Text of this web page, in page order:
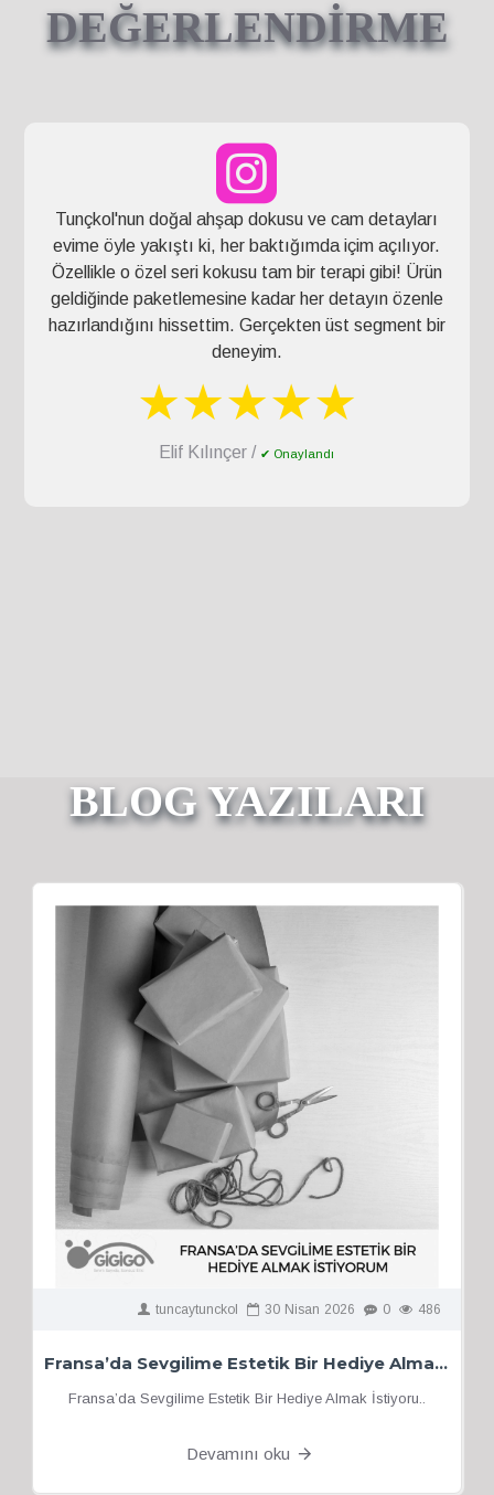
DEĞERLENDİRME
Tunçkol'nun doğal ahşap dokusu ve cam detayları
evime öyle yakıştı ki, her baktığımda içim açılıyor.
Özellikle o özel seri kokusu tam bir terapi gibi! Ürün
geldiğinde paketlemesine kadar her detayın özenle
hazırlandığını hissettim. Gerçekten üst segment bir
deneyim.
★★★★★
Elif Kılınçer / ✔ Onaylandı
BLOG YAZILARI
tuncaytunckol 30 Nisan 2026 0 486
Fransa’da Sevgilime Estetik Bir Hediye Almak İstiyorum
Fransa’da Sevgilime Estetik Bir Hediye Almak İstiyoru..
Devamını oku